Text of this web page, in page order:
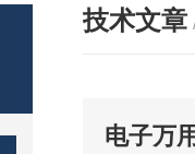
技术文章
电子万